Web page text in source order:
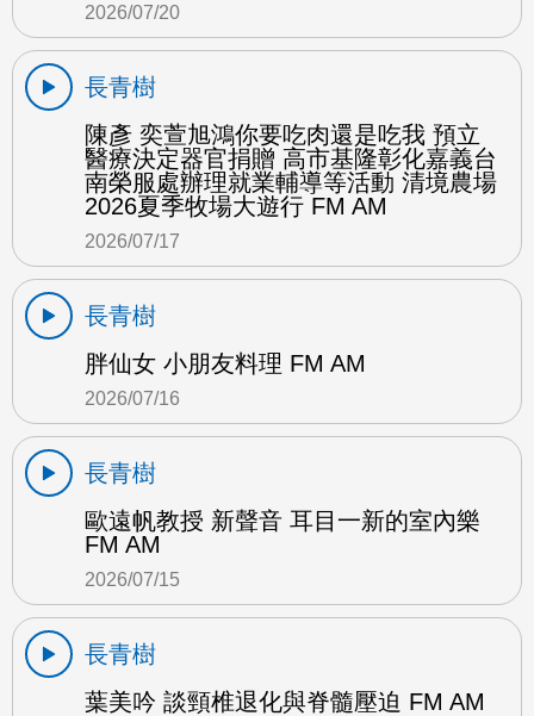
2026/07/20
長青樹
陳彥 奕萱旭鴻你要吃肉還是吃我 預立
醫療決定器官捐贈 高市基隆彰化嘉義台
南榮服處辦理就業輔導等活動 清境農場
2026夏季牧場大遊行 FM AM
2026/07/17
長青樹
胖仙女 小朋友料理 FM AM
2026/07/16
長青樹
歐遠帆教授 新聲音 耳目一新的室內樂
FM AM
2026/07/15
長青樹
葉美吟 談頸椎退化與脊髓壓迫 FM AM